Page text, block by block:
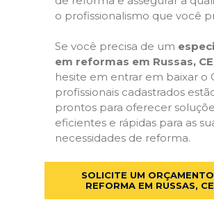
o profissionalismo que você
Se você precisa de um
em reformas em Russas, CE
hesite em entrar em baixar o
profissionais cadastrados
prontos para oferecer
eficientes e rápidas para as
necessidades de reforma.
SOLICITE UM
REFORMA EM RUSSAS, CE